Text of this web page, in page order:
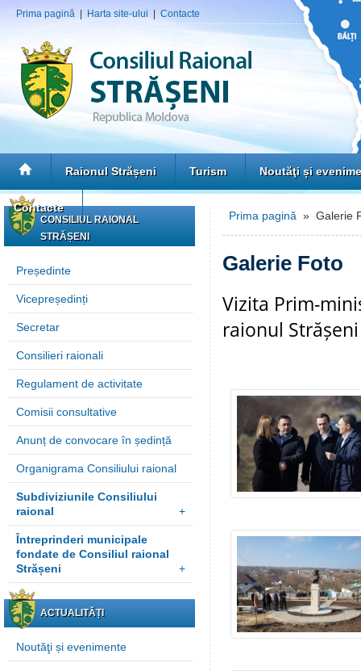
Prima pagină Harta site-ului Contacte
Raionul Strășeni Turism Noutăţi și
Contacte
CONSILIUL RAIONAL
STRĂȘENI
Președinte
Vicepreședinți
Secretar
Consilieri raionali
Regulament de activitate
Comisii consultative
Anunț de convocare în ședință
Organigrama Consiliului raional
Subdiviziunile Consiliului
raional
+
Întreprinderi municipale
fondate de Consiliul raional
Strășeni
+
ACTUALITĂȚI
Noutăţi și evenimente
Prima pagină » Galerie
Galerie Foto
Vizita Prim-
raionul Strășeni